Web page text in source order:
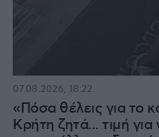
«Πόσα θέλεις για το
Κρήτη ζητά... τιμή για
07.08.2026, 18:22